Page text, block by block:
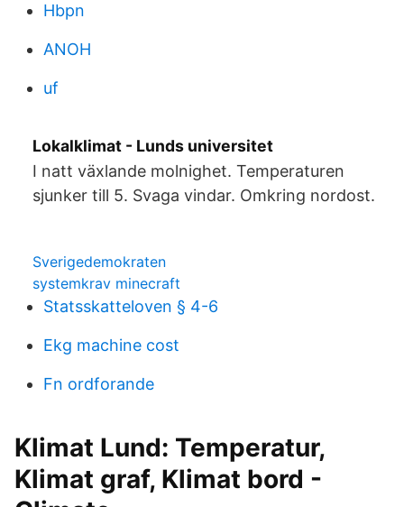
Hbpn
ANOH
uf
Lokalklimat - Lunds universitet
I natt växlande molnighet. Temperaturen
sjunker till 5. Svaga vindar. Omkring nordost.
Sverigedemokraten
systemkrav minecraft
Statsskatteloven § 4-6
Ekg machine cost
Fn ordforande
Klimat Lund: Temperatur,
Klimat graf, Klimat bord -